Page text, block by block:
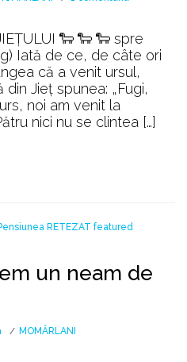
🐺
lui
Sânpetru
&
din
🐑 🐑 🐑 spre
Iată de ce, de câte ori
că a venit ursul,
Jieț spunea: „Fugi,
noi am venit la
nici nu se clintea […]
un neam de
MOMÂRLANI